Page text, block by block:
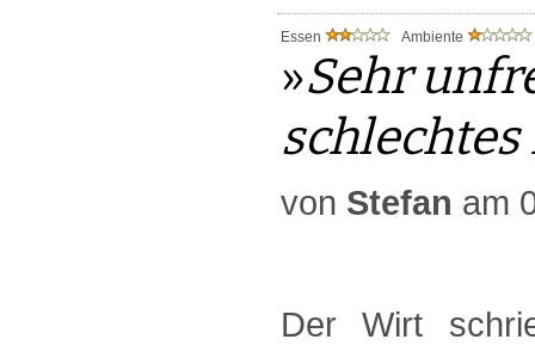
Essen Ambiente
»Sehr
schlechtes
von Stefan am
Der Wirt